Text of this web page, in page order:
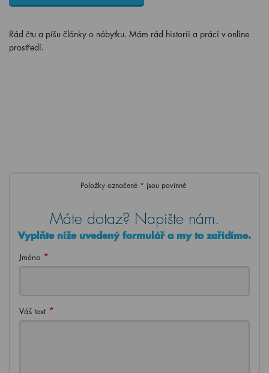
Rád čtu a píšu články o nábytku. Mám rád historii a práci v online
prostředí.
Položky označené * jsou povinné
Máte dotaz? Napište nám.
Vyplňte níže uvedený formulář a my to zařídíme.
Jméno *
Váš text *